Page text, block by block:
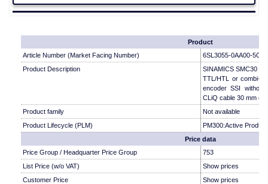
Product
Article Number (Market Facing Number)
6SL3055-0AA00-5CA2
Product Description
SINAMICS SMC30
TTL/HTL or combi-
encoder SSI without
CLiQ cable 30 mm
Product family
Not available
Product Lifecycle (PLM)
PM300:Active Product
Price data
Price Group / Headquarter Price Group
753
List Price (w/o VAT)
Show prices
Customer Price
Show prices